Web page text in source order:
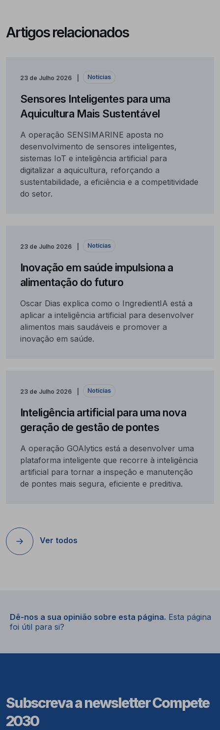
Artigos relacionados
23 de Julho 2026 Notícias
Sensores Inteligentes para uma
Aquicultura Mais Sustentável
A operação SENSIMARINE aposta no
desenvolvimento de sensores inteligentes,
sistemas IoT e inteligência artificial para
digitalizar a aquicultura, reforçando a
sustentabilidade, a eficiência e a competitividade
do setor.
23 de Julho 2026 Notícias
Inovação em saúde impulsiona a
alimentação do futuro
Oscar Dias explica como o IngredientIA está a
aplicar a inteligência artificial para desenvolver
alimentos mais saudáveis e promover a
inovação em saúde.
23 de Julho 2026 Notícias
Inteligência artificial para uma nova
geração de gestão de pontes
A operação GOAlytics está a desenvolver uma
plataforma inteligente que recorre à inteligência
artificial para tornar a inspeção e manutenção
de pontes mais segura, eficiente e preditiva.
Ver todos
Dê-nos a sua opinião sobre esta página. Esta página
foi útil para si?
Subscreva a newsletter Compete
2030